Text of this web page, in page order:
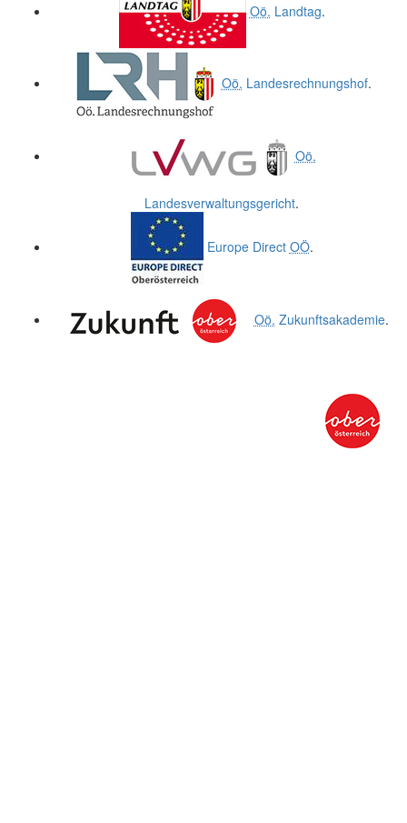
Oö. Landtag.
Oö. Landesrechnungshof.
Oö.
Landesverwaltungsgericht.
Europe Direct OÖ.
Oö. Zukunftsakademie.